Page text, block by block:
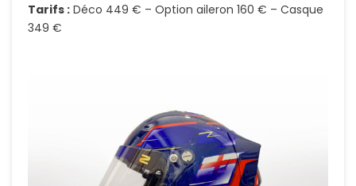
Tarifs : Déco 449 € – Option aileron 160 € – Casque
349 €